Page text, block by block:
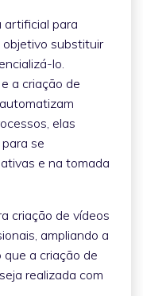
artificial para
objetivo substituir
lo.
a criação de
elas
se
e na tomada
criação de vídeos
ampliando a
a criação de
realizada com